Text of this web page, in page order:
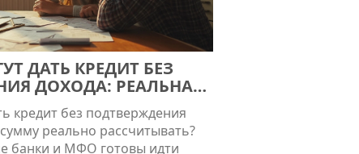
ДАТЬ КРЕДИТ БЕЗ
ДОХОДА: РЕАЛЬНАЯ
кредит без подтверждения
реально рассчитывать?
банки и МФО готовы идти